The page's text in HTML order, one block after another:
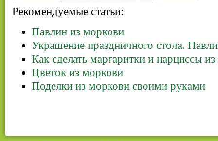
Рекомендуемые статьи:
Павлин из моркови
Украшение праздничного стола.
Как сделать маргаритки и нарциссы
Цветок из моркови
Поделки из моркови своими руками